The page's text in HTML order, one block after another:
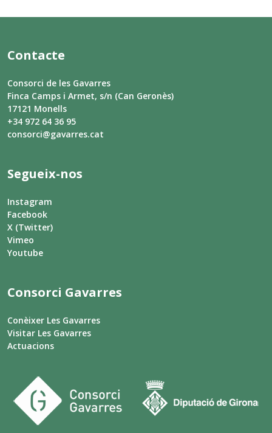
Contacte
Consorci de les Gavarres
Finca Camps i Armet, s/n (Can Geronès)
17121 Monells
+34 972 64 36 95
consorci@gavarres.cat
Segueix-nos
Instagram
Facebook
X (Twitter)
Vimeo
Youtube
Consorci Gavarres
Conèixer Les Gavarres
Visitar Les Gavarres
Actuacions